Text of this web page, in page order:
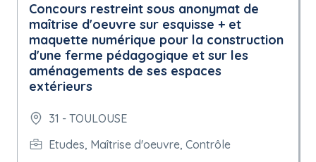
Concours restreint sous anonymat de
maîtrise d'oeuvre sur esquisse + et
maquette numérique pour la construction
d'une ferme pédagogique et sur les
aménagements de ses espaces
extérieurs
31 - TOULOUSE
Etudes, Maîtrise d'oeuvre, Contrôle